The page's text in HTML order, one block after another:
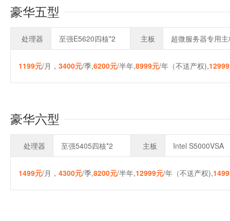
豪华五型
处理器 至强E5620四核*2 主板 超微服务器专用
1199元/月， 3400元/季,6200元/半年,8999元/年（不送产权),
豪华六型
处理器 至强5405四核*2 主板 Intel S5000VSA
1499元/月， 4300元/季,8200元/半年,12999元/年（不送产权),